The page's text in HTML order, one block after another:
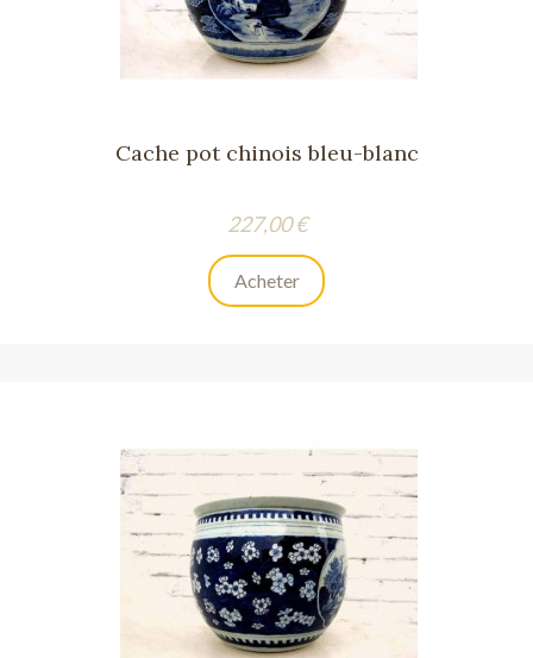
Cache pot chinois bleu-blanc
Prix
227,00 €
Acheter